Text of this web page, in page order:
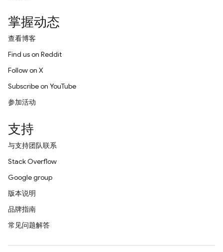
掌握动态
查看博客
Find us on Reddit
Follow on X
Subscribe on YouTube
参加活动
支持
与支持团队联系
Stack Overflow
Google group
版本说明
品牌指南
常见问题解答